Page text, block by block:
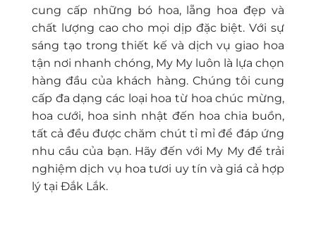
cung cấp những bó hoa, lẵng hoa đẹp và
chất lượng cao cho mọi dịp đặc biệt. Với sự
sáng tạo trong thiết kế và dịch vụ giao hoa
tận nơi nhanh chóng, My My luôn là lựa chọn
hàng đầu của khách hàng. Chúng tôi cung
cấp đa dạng các loại hoa từ hoa chúc mừng,
hoa cưới, hoa sinh nhật đến hoa chia buồn,
tất cả đều được chăm chút tỉ mỉ để đáp ứng
nhu cầu của bạn. Hãy đến với My My để trải
nghiệm dịch vụ hoa tươi uy tín và giá cả hợp
lý tại Đắk Lắk.